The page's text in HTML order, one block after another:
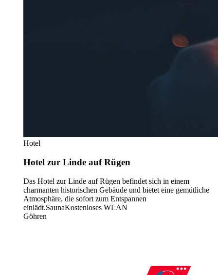
Hotel
Hotel zur Linde auf Rügen
Das Hotel zur Linde auf Rügen befindet sich in einem
charmanten historischen Gebäude und bietet eine gemütliche
Atmosphäre, die sofort zum Entspannen
einlädt.SaunaKostenloses WLAN
Göhren